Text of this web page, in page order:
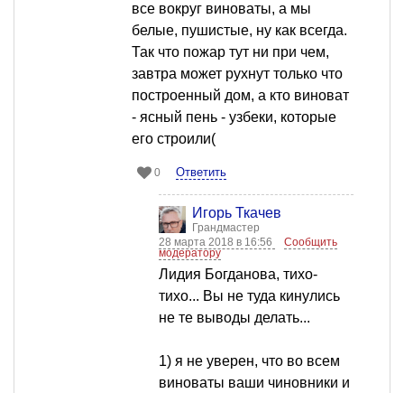
все вокруг виноваты, а мы
белые, пушистые, ну как всегда.
Так что пожар тут ни при чем,
завтра может рухнут только что
построенный дом, а кто виноват
- ясный пень - узбеки, которые
его строили(
0 Ответить
Игорь Ткачев
Грандмастер
28 марта 2018 в 16:56
Сообщить
модератору
Лидия Богданова, тихо-
тихо... Вы не туда кинулись
не те выводы делать...
1) я не уверен, что во всем
виноваты ваши чиновники и